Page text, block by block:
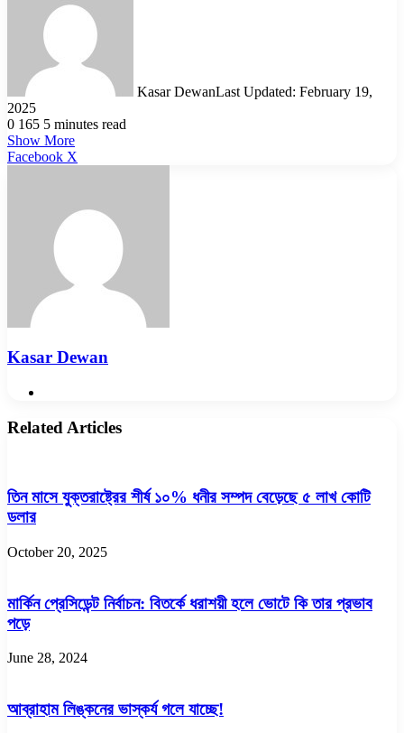
Kasar DewanLast Updated: February 19,
2025
0 165 5 minutes read
Show More
Facebook X
Kasar Dewan
Related Articles
তিন মাসে যুক্তরাষ্ট্রের শীর্ষ ১০% ধনীর সম্পদ বেড়েছে ৫ লাখ কোটি
ডলার
October 20, 2025
মার্কিন প্রেসিডেন্ট নির্বাচন: বিতর্কে ধরাশয়ী হলে ভোটে কি তার প্রভাব
পড়ে
June 28, 2024
আব্রাহাম লিঙ্কনের ভাস্কর্য গলে যাচ্ছে!